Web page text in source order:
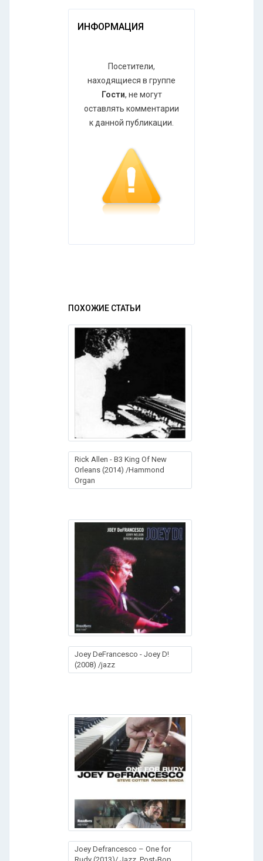
ИНФОРМАЦИЯ
Посетители,
находящиеся в группе
Гости, не могут
оставлять комментарии
к данной публикации.
ПОХОЖИЕ СТАТЬИ
Rick Allen - B3 King Of New
Orleans (2014) /Hammond
Organ
Joey DeFrancesco - Joey D!
(2008) /jazz
Joey Defrancesco – One for